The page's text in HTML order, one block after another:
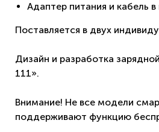
Адаптер питания и кабель
Поставляется в двух
Дизайн и разработка
111».
Внимание! Не все модели
поддерживают функцию